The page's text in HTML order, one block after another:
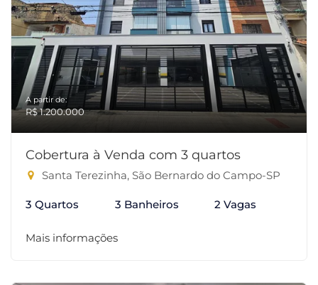
A partir de:
R$ 1.200.000
Cobertura à Venda com 3 quartos
Santa Terezinha, São Bernardo do Campo-SP
3 Quartos 3 Banheiros 2 Vagas
Mais informações